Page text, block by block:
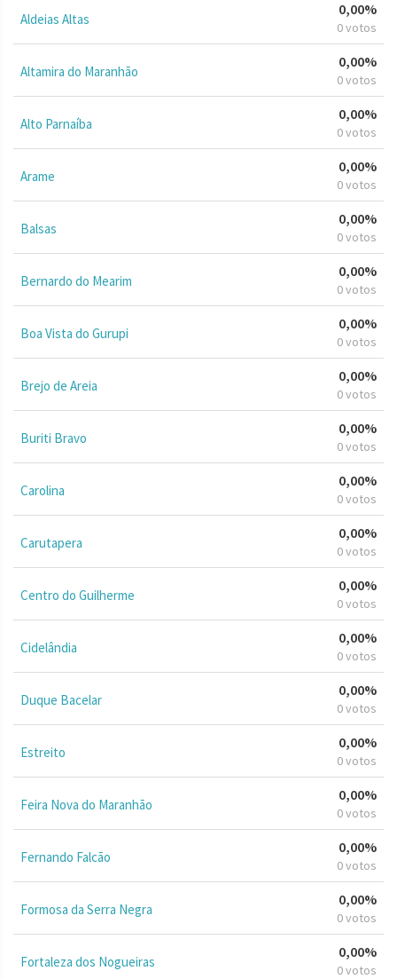
Aldeias Altas
0,00%
0 votos
Altamira do Maranhão
0,00%
0 votos
Alto Parnaíba
0,00%
0 votos
Arame
0,00%
0 votos
Balsas
0,00%
0 votos
Bernardo do Mearim
0,00%
0 votos
Boa Vista do Gurupi
0,00%
0 votos
Brejo de Areia
0,00%
0 votos
Buriti Bravo
0,00%
0 votos
Carolina
0,00%
0 votos
Carutapera
0,00%
0 votos
Centro do Guilherme
0,00%
0 votos
Cidelândia
0,00%
0 votos
Duque Bacelar
0,00%
0 votos
Estreito
0,00%
0 votos
Feira Nova do Maranhão
0,00%
0 votos
Fernando Falcão
0,00%
0 votos
Formosa da Serra Negra
0,00%
0 votos
Fortaleza dos Nogueiras
0,00%
0 votos